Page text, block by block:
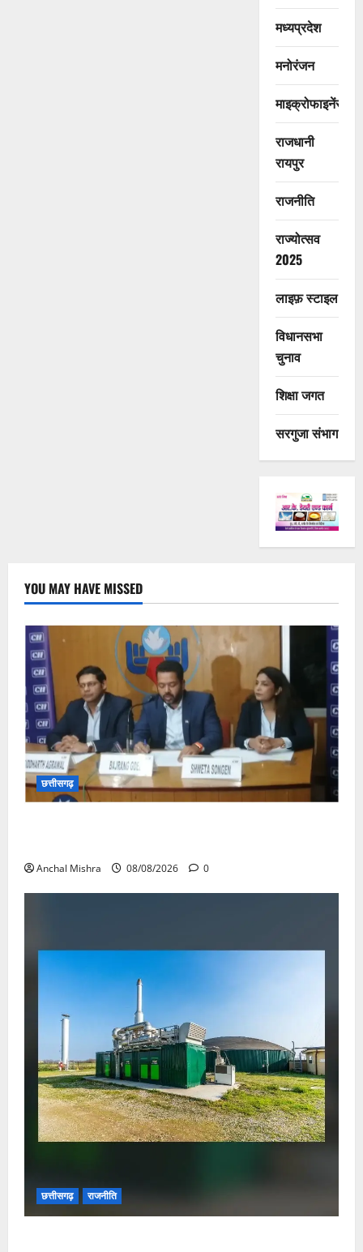
मध्यप्रदेश
मनोरंजन
माइक्रोफाइनेंस
राजधानी
रायपुर
राजनीति
राज्योत्सव
2025
लाइफ़ स्टाइल
विधानसभा
चुनाव
शिक्षा जगत
सरगुजा संभाग
YOU MAY HAVE MISSED
छत्तीसगढ़
Anchal Mishra 08/08/2026 0
छत्तीसगढ़ राजनीति